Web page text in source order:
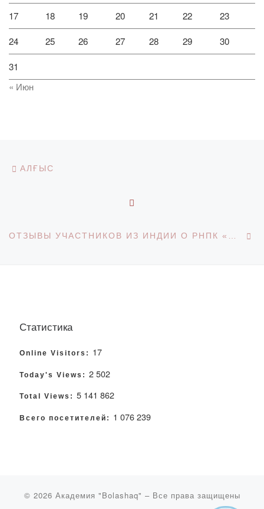
17 18 19 20 21 22 23
24 25 26 27 28 29 30
31
« Июн
Навигация по записям
АЛҒЫС
Статистика
Online Visitors: 17
Today's Views: 2 502
Total Views: 5 141 862
Всего посетителей: 1 076 239
© 2026 Академия "Bolashaq" – Все права защищены